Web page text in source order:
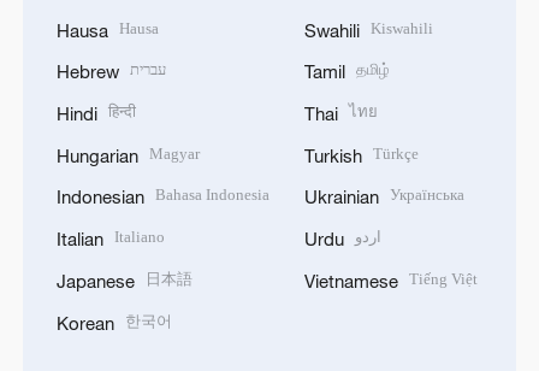
Hausa Hausa
Hebrew עברית
Hindi हिन्दी
Hungarian Magyar
Indonesian Bahasa Indonesia
Italian Italiano
Japanese 日本語
Korean 한국어
Swahili Kiswahili
Tamil தமிழ்
Thai ไทย
Turkish Türkçe
Ukrainian Українська
Urdu اردو
Vietnamese Tiếng Việt